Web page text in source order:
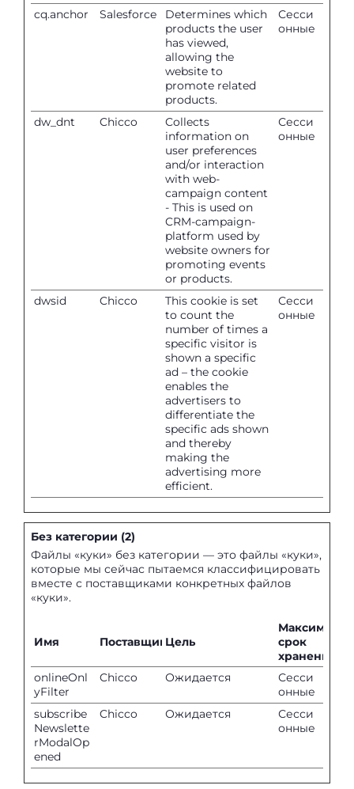
cq.anchor Salesforce
Determines which
products the user
has viewed,
allowing the
website to
promote related
products.
Сесси
онные
dw_dnt Chicco
Collects
information on
user preferences
and/or interaction
with web-
campaign content
- This is used on
CRM-campaign-
platform used by
website owners for
promoting events
or products.
Сесси
онные
dwsid Chicco
This cookie is set
to count the
number of times a
specific visitor is
shown a specific
ad – the cookie
enables the
advertisers to
differentiate the
specific ads shown
and thereby
making the
advertising more
efficient.
Сесси
онные
Без категории (2)
Файлы «куки» без категории — это файлы «куки»,
которые мы сейчас пытаемся классифицировать
вместе с поставщиками конкретных файлов
«куки».
Имя ПоставщикЦель
срок
хранения
onlineOnl
yFilter
Chicco Ожидается
Сесси
онные
subscribe
Newslette
rModalOp
ened
Chicco Ожидается
Сесси
онные